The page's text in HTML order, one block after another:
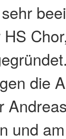
die
und